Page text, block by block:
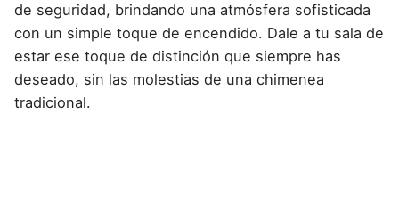
de seguridad, brindando una atmósfera sofisticada
con un simple toque de encendido. Dale a tu sala de
estar ese toque de distinción que siempre has
deseado, sin las molestias de una chimenea
tradicional.